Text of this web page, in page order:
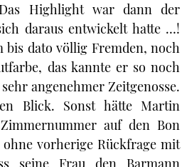
Highlight war dann der
daraus entwickelt hatte …!
bis dato völlig Fremden, noch
das kannte er so noch
angenehmer Zeitgenosse.
Blick. Sonst hätte Martin
auf den Bon
vorherige Rückfrage mit